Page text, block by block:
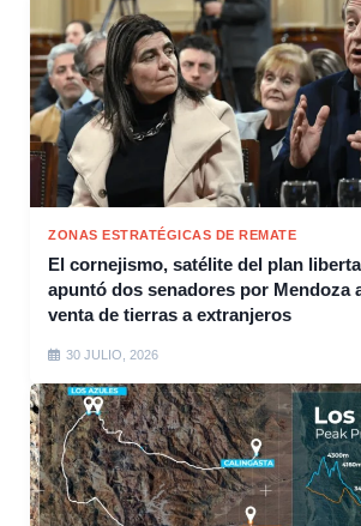
ZONAS ESTRATÉGICAS DE REMATE
El cornejismo, satélite del plan
apuntó dos senadores por Mendoza
venta de tierras a extranjeros
30 JULIO, 2026